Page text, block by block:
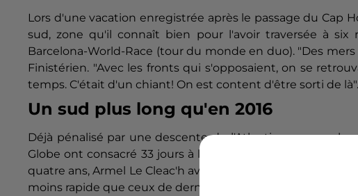
Lors d'une vacation enregistrée après le passage du Cap
sud, zone qu'il connaît bien pour l'avoir traversée à
Barcelona-World-Race (tour du monde en duo). "Des
Finistérien. "Avec les fronts qui s'opposaient, on se
temps. C'était d'un chiant! On est content d'être sorti de là".
Un sud plus long qu'en 2016
Déjà pénalisé par une descente de l'Atlantique assez
Globe ont consacré 33 jours à la traversée des mers du
quatre ans, Armel Le Cleac'h avait rejoint les deux caps
moins rapide que ceux de dernière génération.